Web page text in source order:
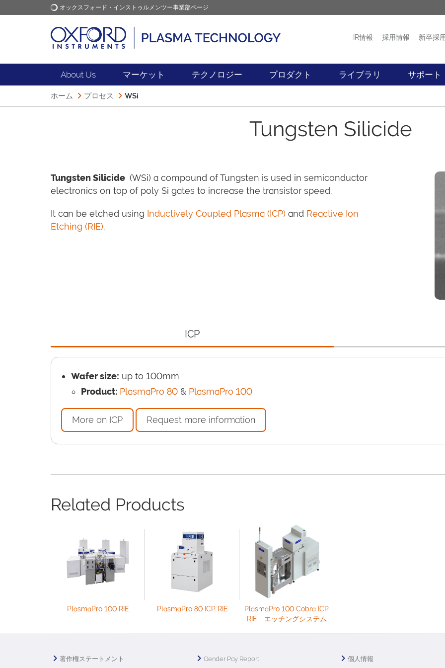
オックスフォード・インストゥルメンツー事業部ページ
オックスフォード・インス
トゥルメンツ
アプリケーション プロダクト ニュース
IR情報 採用情報 新卒採
About Us マーケット テクノロジー プロダクト ライブラリ サポート
ホーム プロセス WSi
Tungsten Silicide
Tungsten Silicide (WSi) a compound of Tungsten is used in semiconductor
electronics on top of poly Si gates to increase the transistor speed.
It can be etched using Inductively Coupled Plasma (ICP) and Reactive Ion
Etching (RIE).
ICP
Wafer size: up to 100mm
Product: PlasmaPro 80 & PlasmaPro 100
More on ICP Request more information
Related Products
PlasmaPro 100 RIE PlasmaPro 80 ICP RIE
PlasmaPro 100 Cobra ICP
RIE エッチングシステム
著作権ステートメント Gender Pay Report 個人情報